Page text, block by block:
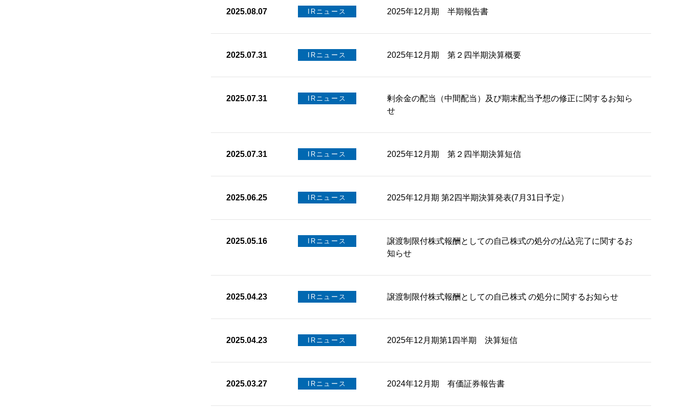
2025.08.07 IRニュース 2025年12月期 半期報告書
2025.07.31 IRニュース 2025年12月期 第２四半期決算概要
2025.07.31 IRニュース
剰余金の配当（中間配当）及び期末配当予想の修正に関するお知ら
せ
2025.07.31 IRニュース 2025年12月期 第２四半期決算短信
2025.06.25 IRニュース 2025年12月期 第2四半期決算発表(7月31日予定）
2025.05.16 IRニュース
譲渡制限付株式報酬としての自己株式の処分の払込完了に関するお
知らせ
2025.04.23 IRニュース 譲渡制限付株式報酬としての自己株式 の処分に関するお知らせ
2025.04.23 IRニュース 2025年12月期第1四半期 決算短信
2025.03.27 IRニュース 2024年12月期 有価証券報告書